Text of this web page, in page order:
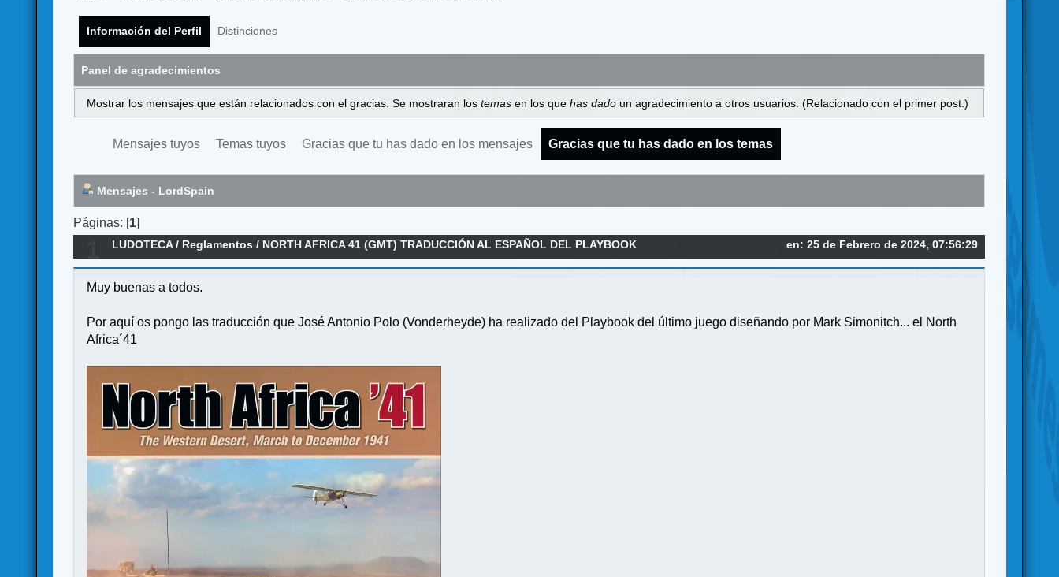
Información del Perfil Distinciones
Panel de agradecimientos
Mostrar los mensajes que están relacionados con el gracias. Se mostraran los temas en los que has dado un agradecimiento a otros usuarios. (Relacionado con el primer post.)
Mensajes tuyos Temas tuyos Gracias que tu has dado en los mensajes Gracias que tu has dado en los temas
Mensajes - LordSpain
Páginas: [1]
en: 25 de Febrero de 2024, 07:56:29
LUDOTECA/ Reglamentos / NORTH AFRICA 41 (GMT) TRADUCCIÓN AL ESPAÑOL DEL PLAYBOOK
Muy buenas a todos.
Por aquí os pongo las traducción que José Antonio Polo (Vonderheyde) ha realizado del Playbook del último juego diseñando por Mark Simonitch... el North
Africa´41